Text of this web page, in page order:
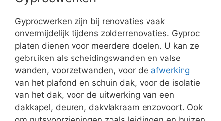
Gyprocwerken zijn bij renovaties vaak
onvermijdelijk tijdens zolderrenovaties. Gyproc
platen dienen voor meerdere doelen. U kan ze
gebruiken als scheidingswanden en valse
wanden, voorzetwanden, voor de afwerking
van het plafond en schuin dak, voor de isolatie
van het dak, voor de uitwerking van een
dakkapel, deuren, dakvlakraam enzovoort. Ook